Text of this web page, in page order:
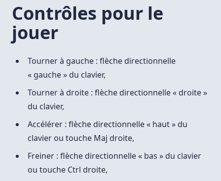
Contrôles pour le
jouer
Tourner à gauche : flèche directionnelle
« gauche » du clavier,
Tourner à droite : flèche directionnelle « droite »
du clavier,
Accélérer : flèche directionnelle « haut » du
clavier ou touche Maj droite,
Freiner : flèche directionnelle « bas » du clavier
ou touche Ctrl droite,